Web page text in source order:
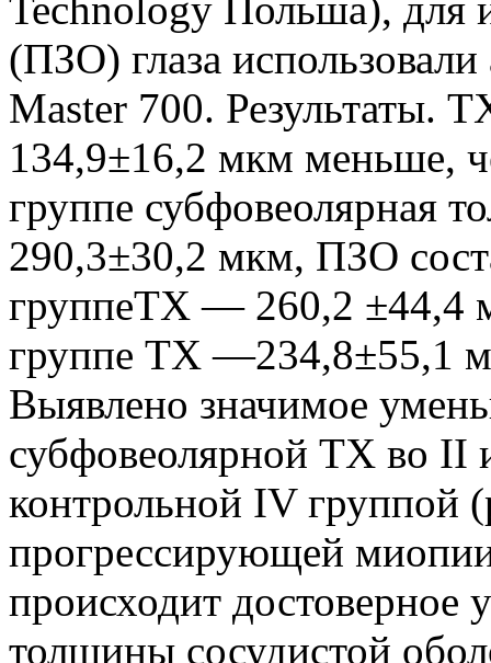
Technology Польша), для
(ПЗО) глаза
Master 700. Результаты.
134,9±16,2 мкм меньше,
группе субфовеолярная
290,3±30,2 мкм, ПЗО
группеТХ — 260,2
группе ТХ —234,8±55,1
Выявлено значимое
субфовеолярной ТХ во II
контрольной IV группой
прогрессирующей
происходит достоверное
толщины сосудистой